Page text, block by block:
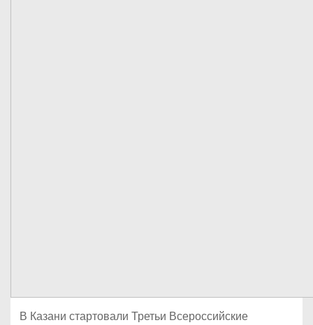
В Казани стартовали Третьи Всероссийские